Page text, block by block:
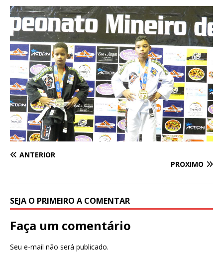
ANTERIOR
PRÓXIMO
SEJA O PRIMEIRO A COMENTAR
Faça um comentário
Seu e-mail não será publicado.